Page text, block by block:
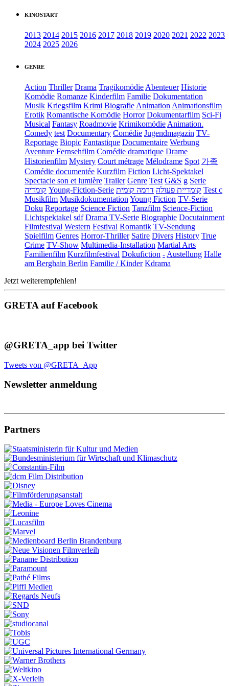
KINOSTART
2013 2014 2015 2016 2017 2018 2019 2020 2021 2022 2023
2024 2025 2026
GENRE
Action Thriller Drama Tragikomödie Abenteuer Historie
Komödie Romanze Kinderfilm Familie Dokumentation
Musik Kriegsfilm Krimi Biografie Animation Animationsfilm
Erotik Romantische Komödie Horror Dokumentarfilm Sci-Fi
Musical Fantasy Roadmovie Krimikomödie Animation.
Comedy test Documentary Comédie Jugendmagazin TV-
Reportage Biopic Fantastique Documentaire Werbung
Aventure Fernsehfilm Comédie dramatique Drame
Historienfilm Mystery Court métrage Mélodrame Spot 가족
Comédie documentée Kurzfilm Fiction Licht-Spektakel
Spectacle son et lumière Trailer Genre Test G&S g Serie
קומדיה Young-Fiction-Serie קומדיית פעולה דרמה קומית
Test c
Musikfilm Musikdokumentation Young Fiction TV-Serie
Doku Reportage Science Fiction Tanzfilm Science-Fiction
Lichtspektakel sdf Drama TV-Serie Biographie Docutainment
Filmfestival Western Festival Romantik TV-Sendung
Spielfilm Genres Horror-Thriller Satire Divers History True
Crime TV-Show Multimedia-Installation Martial Arts
Familienfilm Kurzfilmfestival Dokufiction - Austellung Halle
am Berghain Berlin Familie / Kinder Kdrama
Jetzt weiterempfehlen!
GRETA auf Facebook
@GRETA_app bei Twitter
Tweets von @GRETA_App
Newsletter anmeldung
Partners